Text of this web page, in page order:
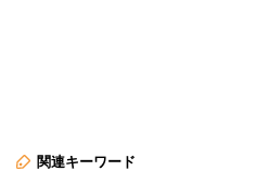
関連キーワード